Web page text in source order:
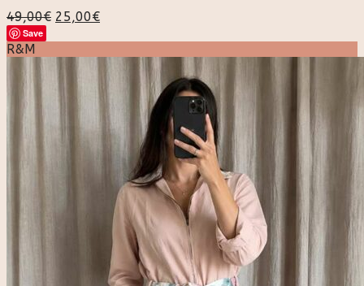
49,00€ 25,00€
Save
R&M